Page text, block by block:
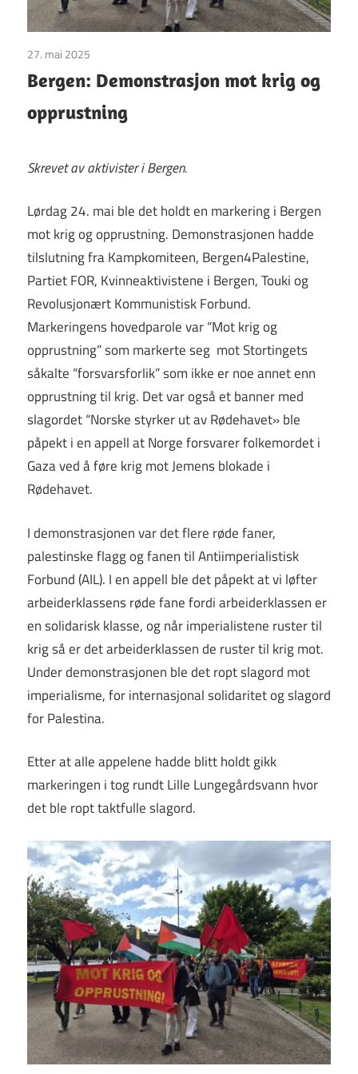
27. mai 2025
Bergen: Demonstrasjon mot krig og
opprustning
Skrevet av aktivister i Bergen.
Lørdag 24. mai ble det holdt en markering i Bergen
mot krig og opprustning. Demonstrasjonen hadde
tilslutning fra Kampkomiteen, Bergen4Palestine,
Partiet FOR, Kvinneaktivistene i Bergen, Touki og
Revolusjonært Kommunistisk Forbund.
Markeringens hovedparole var “Mot krig og
opprustning” som markerte seg mot Stortingets
såkalte “forsvarsforlik” som ikke er noe annet enn
opprustning til krig. Det var også et banner med
slagordet “Norske styrker ut av Rødehavet» ble
påpekt i en appell at Norge forsvarer folkemordet i
Gaza ved å føre krig mot Jemens blokade i
Rødehavet.
I demonstrasjonen var det flere røde faner,
palestinske flagg og fanen til Antiimperialistisk
Forbund (AIL). I en appell ble det påpekt at vi løfter
arbeiderklassens røde fane fordi arbeiderklassen er
en solidarisk klasse, og når imperialistene ruster til
krig så er det arbeiderklassen de ruster til krig mot.
Under demonstrasjonen ble det ropt slagord mot
imperialisme, for internasjonal solidaritet og slagord
for Palestina.
Etter at alle appelene hadde blitt holdt gikk
markeringen i tog rundt Lille Lungegårdsvann hvor
det ble ropt taktfulle slagord.